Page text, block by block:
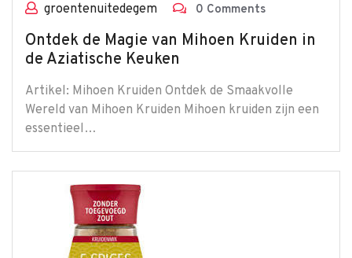
groentenuitedegem 0 Comments
Ontdek de Magie van Mihoen Kruiden in
de Aziatische Keuken
Artikel: Mihoen Kruiden Ontdek de Smaakvolle
Wereld van Mihoen Kruiden Mihoen kruiden zijn een
essentieel…